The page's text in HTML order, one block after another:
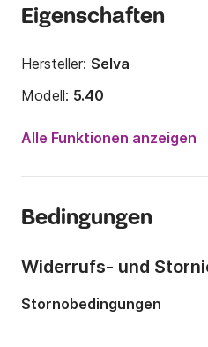
Eigenschaften
Hersteller: Selva
Modell: 5.40
Motorleistung:
Anzahl Plätze an Bord:
Alle Funktionen anzeigen
Bedingungen
Widerrufs- und
Stornobedingungen